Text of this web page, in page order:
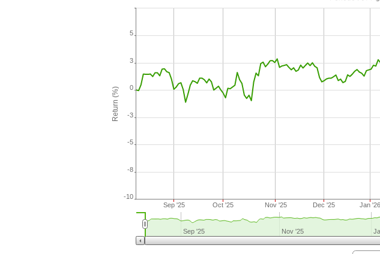
Return (%)
Sep '25 Oct '25 Nov '25 Dec '25 Jan '26
-10
-8
-5
-3
0
3
5
Sep '25 Nov '25